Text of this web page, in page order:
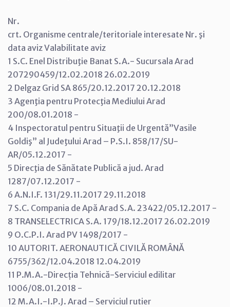
Nr.
crt. Organisme centrale/teritoriale interesate Nr. şi
data aviz Valabilitate aviz
1 S.C. Enel Distribuţie Banat S.A.- Sucursala Arad
207290459/12.02.2018 26.02.2019
2 Delgaz Grid SA 865/20.12.2017 20.12.2018
3 Agenţia pentru Protecţia Mediului Arad
200/08.01.2018 -
4 Inspectoratul pentru Situaţii de Urgentă”Vasile
Goldiş” al Judeţului Arad – P.S.I. 858/17/SU-
AR/05.12.2017 -
5 Direcţia de Sănătate Publică a jud. Arad
1287/07.12.2017 -
6 A.N.I.F. 131/29.11.2017 29.11.2018
7 S.C. Compania de Apă Arad S.A. 23422/05.12.2017 -
8 TRANSELECTRICA S.A. 179/18.12.2017 26.02.2019
9 O.C.P.I. Arad PV 1498/2017 -
10 AUTORIT. AERONAUTICĂ CIVILĂ ROMÂNĂ
6755/362/12.04.2018 12.04.2019
11 P.M.A.-Direcția Tehnică-Serviciul edilitar
1006/08.01.2018 -
12 M.A.I.-I.P.J. Arad – Serviciul rutier